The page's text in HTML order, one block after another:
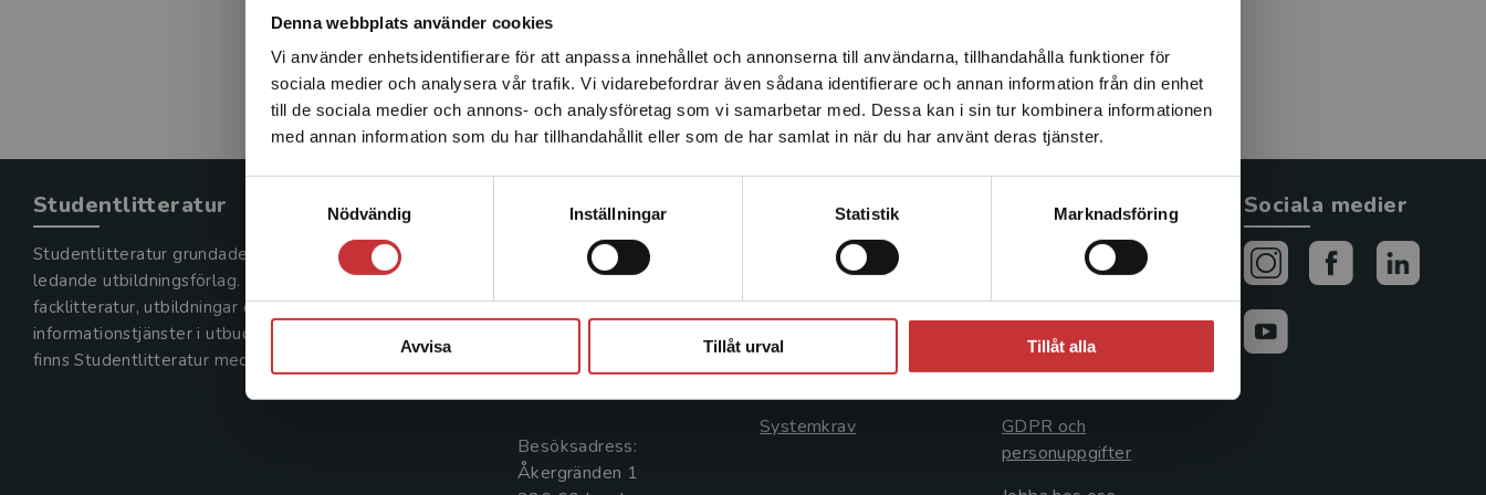
Denna webbplats använder cookies
Vi använder enhetsidentifierare för att anpassa innehållet och annonserna till användarna, tillhandahålla funktioner för
sociala medier och analysera vår trafik. Vi vidarebefordrar även sådana identifierare och annan information från din enhet
till de sociala medier och annons- och analysföretag som vi samarbetar med. Dessa kan i sin tur kombinera informationen
med annan information som du har tillhandahållit eller som de har samlat in när du har använt deras tjänster.
Nödvändig
Inställningar Statistik Marknadsföring
Avvisa Tillåt urval Tillåt alla
Det verkar som att du besöker studentlitteratur.se via en
enhet utanför Sverige. Vi erbjuder inte leveranser utanför
Sverige. För att kunna slutföra ett köp måste
leveransadressen vara i Sverige.Läs mer
Studentlitteratur
Studentlitteratur grundades 1963 och är idag Sveriges
ledande utbildningsförlag. Med läromedel, kurslitteratur,
facklitteratur, utbildningar och digitala
informationstjänster i utbudet,
finns Studentlitteratur med längs hela kunskapsresan.
Kontakta oss
Kontakta oss
046-31 20 00
Box 141
221 00 Lund
Besöksadress:
Åkergränden 1
Kundservice
Kontakta kundservice
046-31 21 00
Frågor och svar
Systemkrav
Allmänna länkar
Avtal och rättigheter
Cookies
GDPR och
personuppgifter
Sociala medier